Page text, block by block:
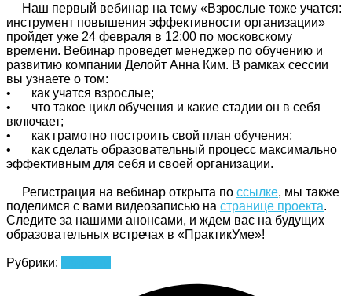
Наш первый вебинар на тему «Взрослые тоже учатся:
инструмент повышения эффективности организации»
пройдет уже 24 февраля в 12:00 по московскому
времени. Вебинар проведет менеджер по обучению и
развитию компании Делойт Анна Ким. В рамках сессии
вы узнаете о том:
•
как учатся взрослые;
•
что такое цикл обучения и какие стадии он в себя
включает;
•
как грамотно построить свой план обучения;
•
как сделать образовательный процесс максимально
эффективным для себя и своей организации.
Регистрация на вебинар открыта по ссылке, мы также
поделимся с вами видеозаписью на странице проекта.
Следите за нашими анонсами, и ждем вас на будущих
образовательных встречах в «ПрактикУме»!
Рубрики: